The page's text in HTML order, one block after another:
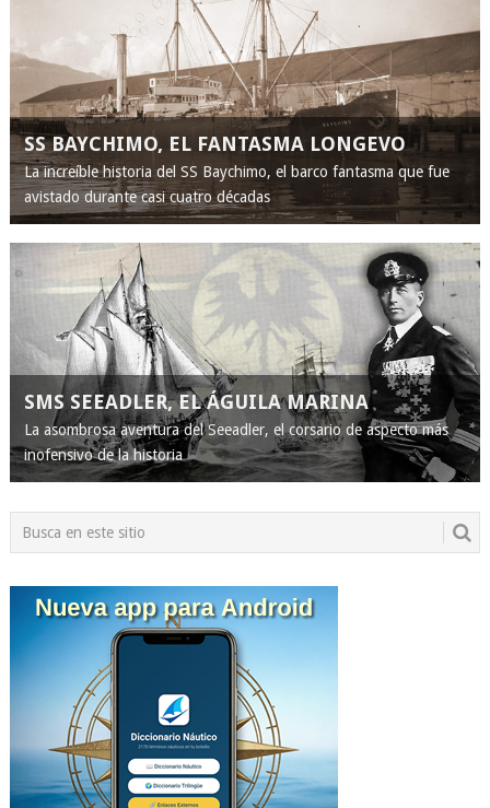
SS BAYCHIMO, EL FANTASMA LONGEVO
La increíble historia del SS Baychimo, el barco fantasma que fue
avistado durante casi cuatro décadas
SMS SEEADLER, EL ÁGUILA MARINA
La asombrosa aventura del Seeadler, el corsario de aspecto más
inofensivo de la historia